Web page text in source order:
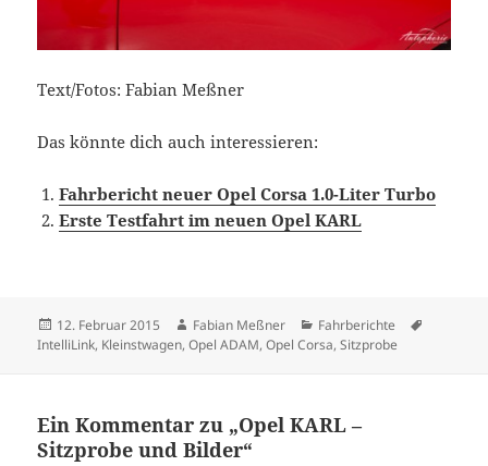
Text/Fotos: Fabian Meßner
Das könnte dich auch interessieren:
Fahrbericht neuer Opel Corsa 1.0-Liter Turbo
Erste Testfahrt im neuen Opel KARL
Veröffentlicht
am
12. Februar 2015 Autor
Fabian Meßner Kategorien
Fahrberichte
IntelliLink, Kleinstwagen,Opel ADAM,Opel Corsa,Sitzprobe
Ein Kommentar zu „Opel KARL –
Sitzprobe und Bilder“